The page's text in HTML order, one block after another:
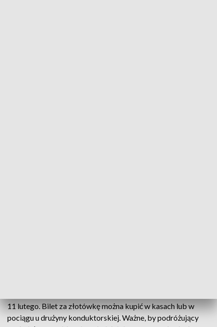
11 lutego. Bilet za złotówkę można kupić w kasach lub w
pociągu u drużyny konduktorskiej. Ważne, by podróżujący